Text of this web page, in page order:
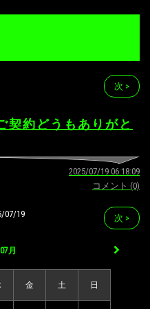
次 >
契約どうもありがと
2025/07/19 06:18:09
コメント (0)
次 >
07/19
月
金 土 日